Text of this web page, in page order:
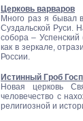
Церковь варваров
Много раз я бывал
Суздальской Руси.
собора – Успенский
как в зеркале,
России.
Истинный Гроб
Новая церковь
человечество с
религиозной и